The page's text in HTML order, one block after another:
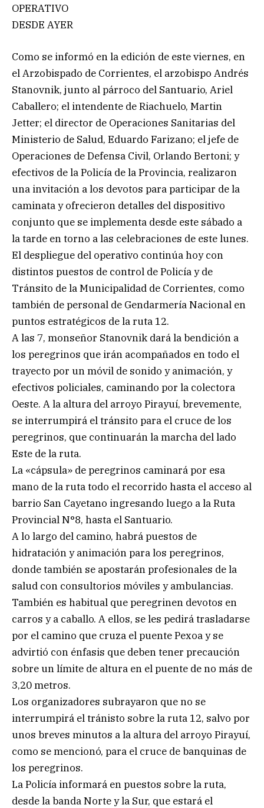
OPERATIVO
DESDE AYER
Como se informó en la edición de este viernes, en
el Arzobispado de Corrientes, el arzobispo Andrés
Stanovnik, junto al párroco del Santuario, Ariel
Caballero; el intendente de Riachuelo, Martin
Jetter; el director de Operaciones Sanitarias del
Ministerio de Salud, Eduardo Farizano; el jefe de
Operaciones de Defensa Civil, Orlando Bertoni; y
efectivos de la Policía de la Provincia, realizaron
una invitación a los devotos para participar de la
caminata y ofrecieron detalles del dispositivo
conjunto que se implementa desde este sábado a
la tarde en torno a las celebraciones de este lunes.
El despliegue del operativo continúa hoy con
distintos puestos de control de Policía y de
Tránsito de la Municipalidad de Corrientes, como
también de personal de Gendarmería Nacional en
puntos estratégicos de la ruta 12.
A las 7, monseñor Stanovnik dará la bendición a
los peregrinos que irán acompañados en todo el
trayecto por un móvil de sonido y animación, y
efectivos policiales, caminando por la colectora
Oeste. A la altura del arroyo Pirayuí, brevemente,
se interrumpirá el tránsito para el cruce de los
peregrinos, que continuarán la marcha del lado
Este de la ruta.
La «cápsula» de peregrinos caminará por esa
mano de la ruta todo el recorrido hasta el acceso al
barrio San Cayetano ingresando luego a la Ruta
Provincial N°8, hasta el Santuario.
A lo largo del camino, habrá puestos de
hidratación y animación para los peregrinos,
donde también se apostarán profesionales de la
salud con consultorios móviles y ambulancias.
También es habitual que peregrinen devotos en
carros y a caballo. A ellos, se les pedirá trasladarse
por el camino que cruza el puente Pexoa y se
advirtió con énfasis que deben tener precaución
sobre un límite de altura en el puente de no más de
3,20 metros.
Los organizadores subrayaron que no se
interrumpirá el tránisto sobre la ruta 12, salvo por
unos breves minutos a la altura del arroyo Pirayuí,
como se mencionó, para el cruce de banquinas de
los peregrinos.
La Policía informará en puestos sobre la ruta,
desde la banda Norte y la Sur, que estará el